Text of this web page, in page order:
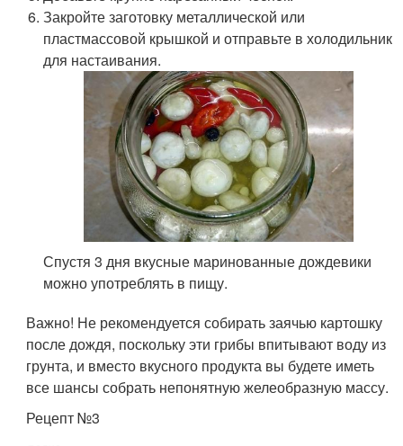
Закройте заготовку металлической или
пластмассовой крышкой и отправьте в холодильник
для настаивания.
Спустя 3 дня вкусные маринованные дождевики
можно употреблять в пищу.
Важно! Не рекомендуется собирать заячью картошку
после дождя, поскольку эти грибы впитывают воду из
грунта, и вместо вкусного продукта вы будете иметь
все шансы собрать непонятную желеобразную массу.
Рецепт №3